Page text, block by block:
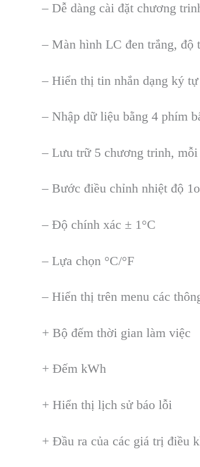
– Dễ dàng cài đặt chương
– Màn hình LC đen trắng, độ
– Hiển thị tin nhắn dạng ký t
– Nhập dữ liệu bằng 4 phím b
– Lưu trữ 5 chương trinh,
– Bước điều chỉnh nhiệt độ
– Độ chính xác ± 1°C
– Lựa chọn °C/°F
– Hiển thị trên menu các
+ Bộ đếm thời gian làm việc
+ Đếm kWh
+ Hiển thị lịch sử báo lỗi
+ Đầu ra của các giá trị điều